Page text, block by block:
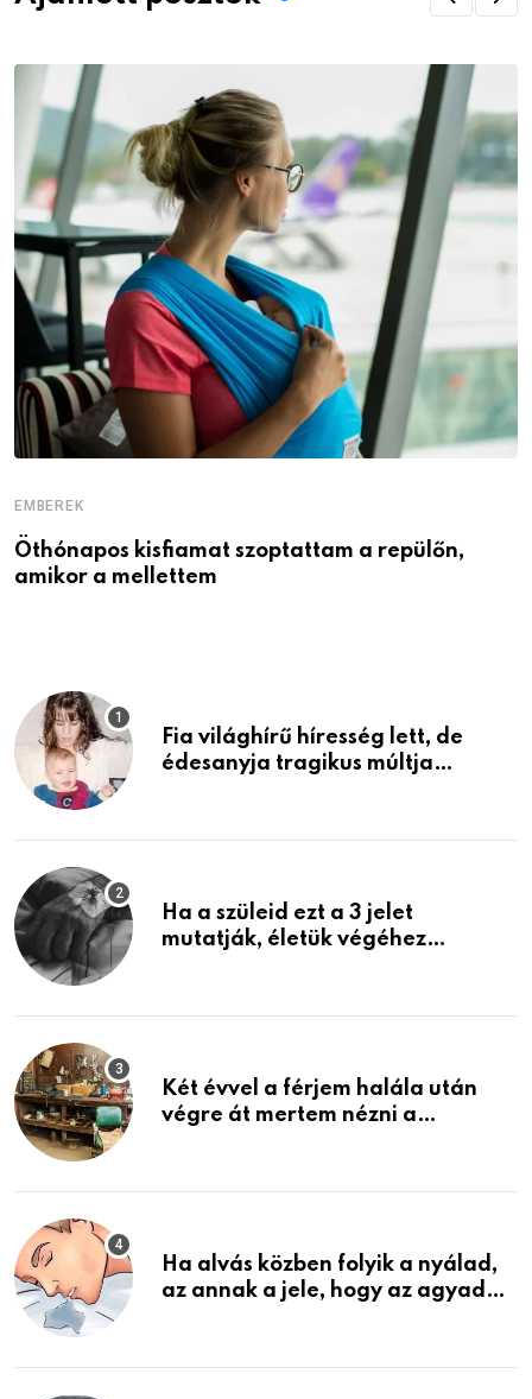
EMBEREK
Öthónapos kisfiamat szoptattam a repülőn,
amikor a mellettem
Fia világhírű híresség lett, de
édesanyja tragikus múltja
Ha a szüleid ezt a 3 jelet
mutatják, életük végéhez
Két évvel a férjem halála után
végre át mertem nézni a
életemet
Ha alvás közben folyik a nyálad,
az annak a jele, hogy az agyad…